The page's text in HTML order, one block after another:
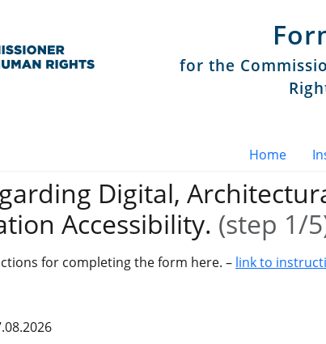
for Human
for the
Menu
Home
Digital,
Accessibility. (step 1/
for completing the form here. – link to